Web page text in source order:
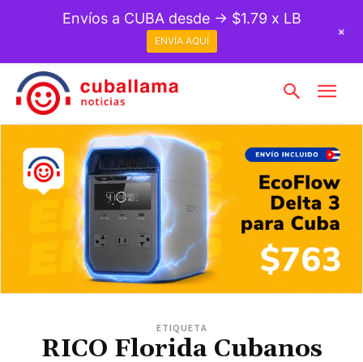
ETIQUETA
RICO Florida Cubanos
Envíos a CUBA desde → $1.79 x LB
ENVÍA AQUÍ
+